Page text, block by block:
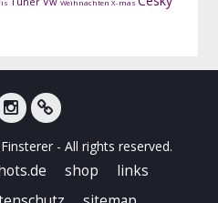
Weihnachten X-mas
- All rights reserved.
shop
links